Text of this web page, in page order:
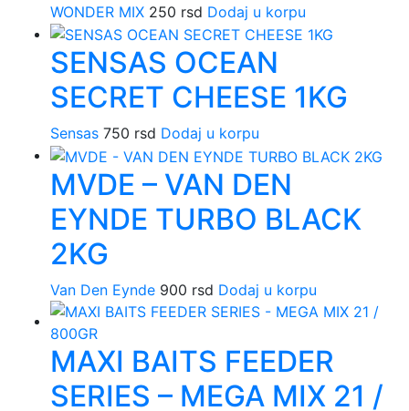
WONDER MIX 250 rsd Dodaj u korpu
SENSAS OCEAN
SECRET CHEESE 1KG
Sensas 750 rsd Dodaj u korpu
MVDE – VAN DEN
EYNDE TURBO BLACK
2KG
Van Den Eynde 900 rsd Dodaj u korpu
MAXI BAITS FEEDER
SERIES – MEGA MIX 21 /